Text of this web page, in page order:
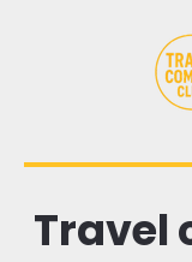
Travel